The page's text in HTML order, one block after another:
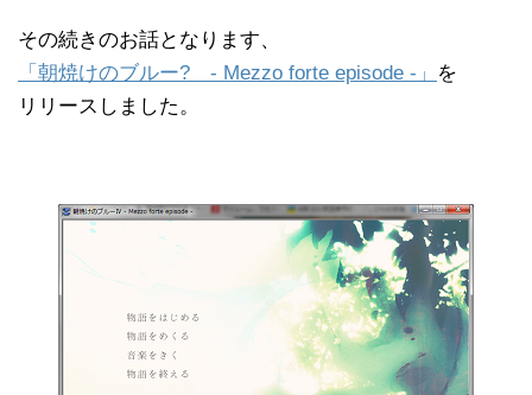
その続きのお話となります、
「朝焼けのブルー? - Mezzo forte episode -」
を
リリースしました。